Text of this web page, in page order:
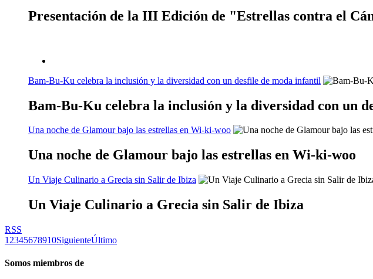
Presentación de la III Edición de "Estrellas contra el
Bam-Bu-Ku celebra la inclusión y la diversidad con un desfile de moda infantil
Bam-Bu-Ku celebra la inclusión y la diversidad con un
Una noche de Glamour bajo las estrellas en Wi-ki-woo
Una noche de Glamour bajo las estrellas en Wi-ki-woo
Un Viaje Culinario a Grecia sin Salir de Ibiza
Un Viaje Culinario a Grecia sin Salir de Ibiza
RSS
1 2345678910SiguienteÚltimo
Somos miembros de